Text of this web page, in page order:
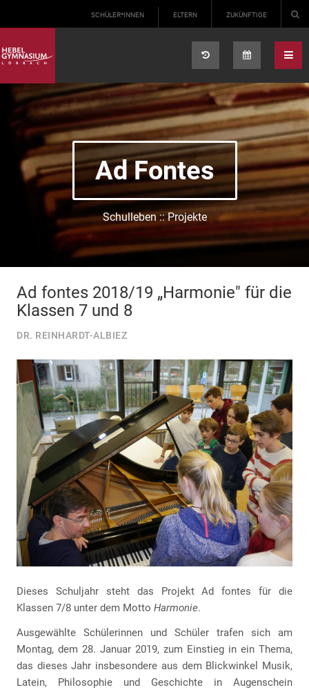
SCHÜLER*INNEN ELTERN ZUKÜNFTIGE
Ad Fontes
Schulleben :: Projekte
Ad fontes 2018/19 „Harmonie" für die
Klassen 7 und 8
DR. REINHARDT-ALBIEZ
Dieses Schuljahr steht das Projekt Ad fontes für die
Klassen 7/8 unter dem Motto Harmonie.
Ausgewählte Schülerinnen und Schüler trafen sich am
Montag, dem 28. Januar 2019, zum Einstieg in ein Thema,
das dieses Jahr insbesondere aus dem Blickwinkel Musik,
Latein, Philosophie und Geschichte in Augenschein